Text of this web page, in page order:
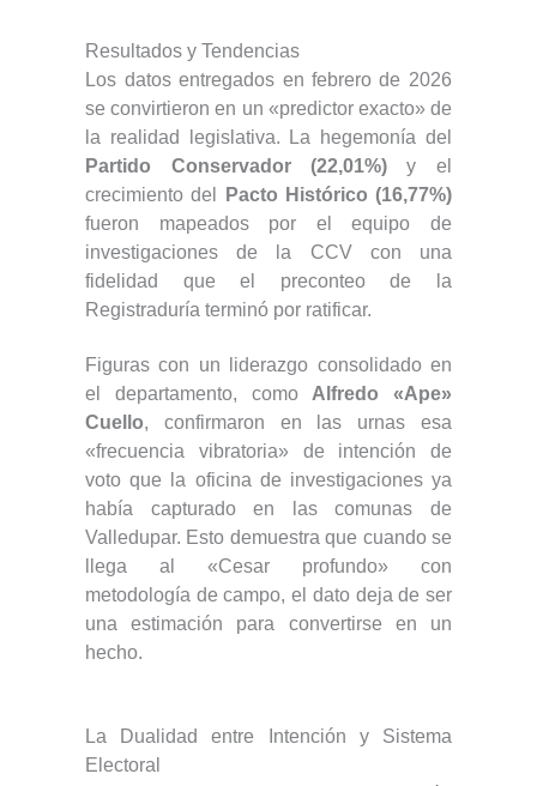
Resultados y Tendencias
Los datos entregados en febrero de 2026
se convirtieron en un «predictor exacto» de
la realidad legislativa. La hegemonía del
Partido Conservador (22,01%) y el
crecimiento del
Pacto Histórico (16,77%)
fueron mapeados por el equipo de
investigaciones de la CCV con una
fidelidad que el preconteo de la
Registraduría terminó por ratificar.
Figuras con un liderazgo consolidado en
el departamento, como Alfredo «Ape»
Cuello, confirmaron en las urnas esa
«frecuencia vibratoria» de intención de
voto que la oficina de investigaciones ya
había capturado en las comunas de
Valledupar. Esto demuestra que cuando se
llega al «Cesar profundo» con
metodología de campo, el dato deja de ser
una estimación para convertirse en un
hecho.
La Dualidad entre Intención y Sistema
Electoral